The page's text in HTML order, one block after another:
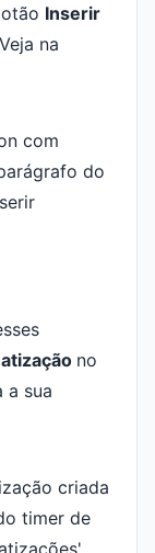
Inserir
na
no
a sua